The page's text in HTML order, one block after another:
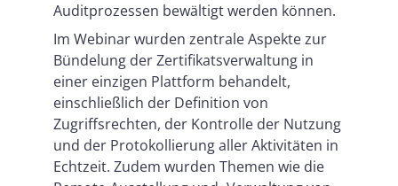
Auditprozessen bewältigt werden können.
Im Webinar wurden zentrale Aspekte zur
Bündelung der Zertifikatsverwaltung in
einer einzigen Plattform behandelt,
einschließlich der Definition von
Zugriffsrechten, der Kontrolle der Nutzung
und der Protokollierung aller Aktivitäten in
Echtzeit. Zudem wurden Themen wie die